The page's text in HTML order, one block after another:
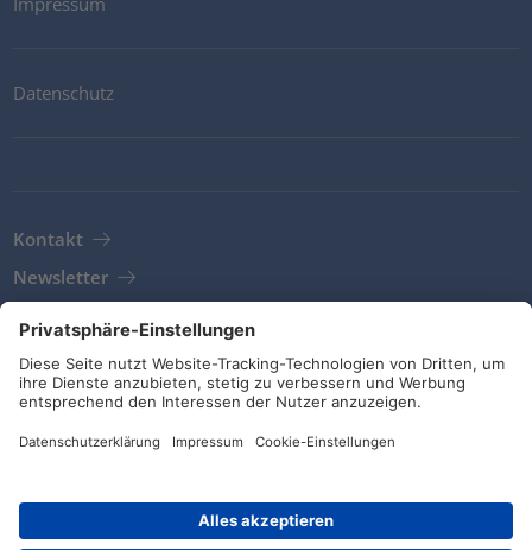
Datenschutz
Kontakt
Newsletter
AGB
Richtlinien und Bekenntnisse
Soziale Medien